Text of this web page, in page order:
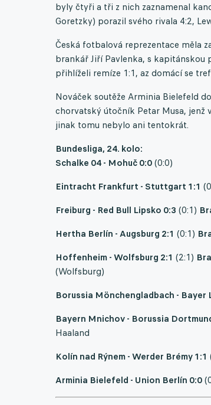
byly čtyři a tři z nich zaznamenal
Goretzky) porazil svého rivala 4:2,
Česká fotbalová reprezentace měla
brankář Jiří Pavlenka, s kapitánskou
přihlíželi remíze 1:1, az domácí se
Nováček soutěže Arminia Bielefeld
chorvatský útočník Petar Musa, jenž
jinak tomu nebylo ani tentokrát.
Bundesliga, 24. kolo:
Schalke 04 - Mohuč 0:0 (0:0)
Eintracht Frankfurt - Stuttgart 1:1
Freiburg - Red Bull Lipsko 0:3 (0:1)
Hertha Berlín - Augsburg 2:1 (0:1)
Hoffenheim - Wolfsburg 2:1 (2:1)
(Wolfsburg)
Borussia Mönchengladbach - Bayer
Bayern Mnichov - Borussia
Haaland
Kolín nad Rýnem - Werder Brémy 1:1
Arminia Bielefeld - Union Berlín 0:0